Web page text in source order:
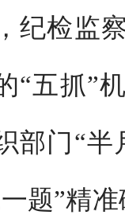
纪检监
“五抓”
部门“
题”精